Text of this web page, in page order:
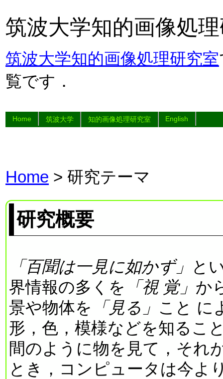
筑波大学知的画像処
筑波大学知的画像処理研究室
覧です．
Home 筑波大学 知的画像処理研究室 English
Home > 研究テーマ
研究概要
「百聞は一見に如かず」 と
界情報の多くを
「視 覚」 か
景や物体を
「見る」 こと によって，その広がり，大きさ，
形，色，模様などを知ることができま
間のように物を見て，それ
とき，コンピュータは今よ